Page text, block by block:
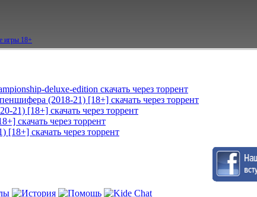
игры 18+
deluxe-edition скачать через торрент
(2018-21) [18+] скачать через торрент
21) [18+] скачать через торрент
скачать через торрент
[18+] скачать через торрент